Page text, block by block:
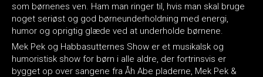
som børnenes ven. Ham man ringer til, hvis man skal bruge
noget seriøst og god børneunderholdning med energi,
humor og oprigtig glæde ved at underholde børnene.
Mek Pek og Habbasutternes Show er et musikalsk og
humoristisk show for børn i alle aldre, der fortrinsvis er
bygget op over sangene fra Åh Abe pladerne, Mek Pek &